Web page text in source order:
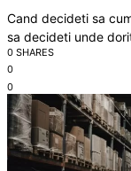
Cand decideti sa
sa decideti unde
0 SHARES
0
0